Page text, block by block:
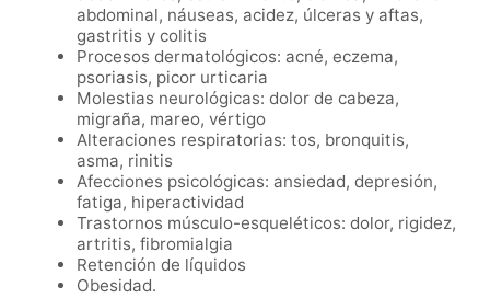
abdominal, náuseas, acidez, úlceras y aftas,
gastritis y colitis
Procesos dermatológicos: acné, eczema,
psoriasis, picor urticaria
Molestias neurológicas: dolor de cabeza,
migraña, mareo, vértigo
Alteraciones respiratorias: tos, bronquitis,
asma, rinitis
Afecciones psicológicas: ansiedad, depresión,
fatiga, hiperactividad
Trastornos músculo-esqueléticos: dolor, rigidez,
artritis, fibromialgia
Retención de líquidos
Obesidad.